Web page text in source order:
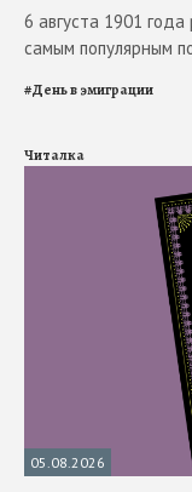
6 августа 1901
самым популярным
#День в эмиграции
Читалка
05.08.2026